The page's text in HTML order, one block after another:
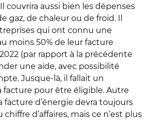
couvrira aussi bien les dépenses
gaz, de chaleur ou de froid. Il
qui ont connu une
moins 50% de leur facture
(par rapport à la précédente
une aide, avec possibilité
Jusque-là, il fallait un
pour être éligible. Autre
facture d’énergie devra toujours
d’affaires, mais ce n’est plus